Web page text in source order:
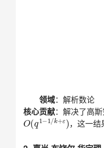
领域：解析数论
核心贡献：解决了高
，这一结